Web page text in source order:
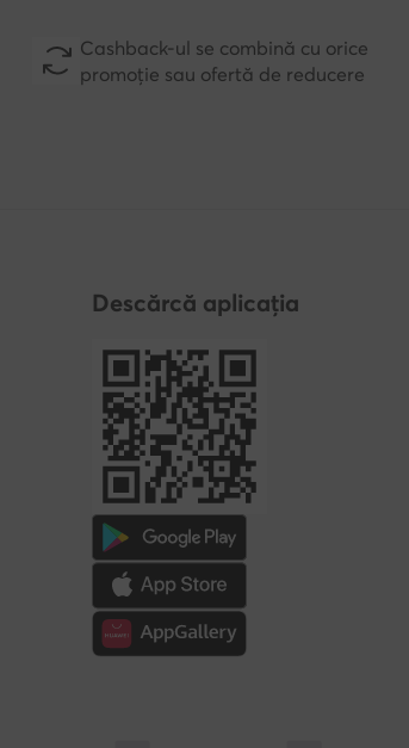
Cashback-ul se combină cu orice
promoție sau ofertă de reducere
Descărcă aplicația